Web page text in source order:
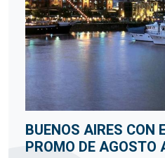
BUENOS AIRES CON
PROMO DE AGOSTO